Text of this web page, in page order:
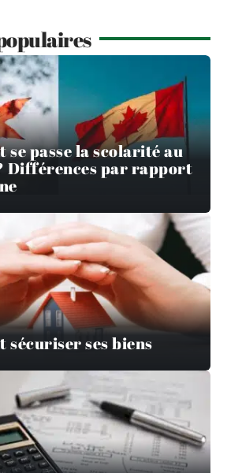
se passe la scolarité au
Différences par rapport
sécuriser ses biens